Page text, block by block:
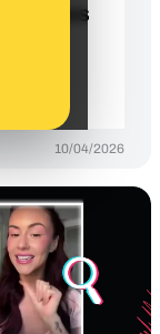
millones
10/04/2026